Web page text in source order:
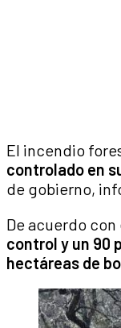
El incendio
controlado en
de gobierno,
De acuerdo
control y un 90
hectáreas de